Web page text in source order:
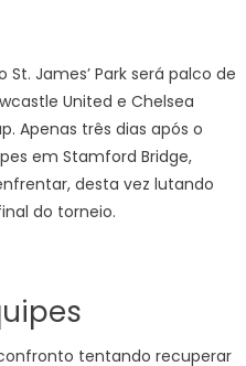
James’ Park será palco de
United e Chelsea
Apenas três dias após o
em Stamford Bridge,
desta vez lutando
do torneio.
tentando recuperar